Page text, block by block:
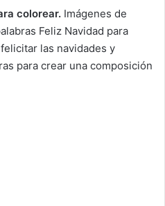
colorear. Imágenes de
Feliz Navidad para
las navidades y
para crear una composición